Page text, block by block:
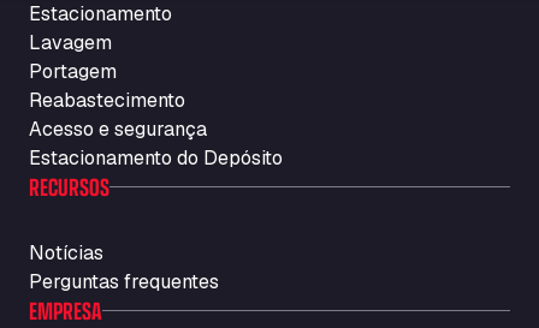
Estacionamento
Lavagem
Portagem
Reabastecimento
Acesso e segurança
Estacionamento do Depósito
RECURSOS
Notícias
Perguntas frequentes
EMPRESA